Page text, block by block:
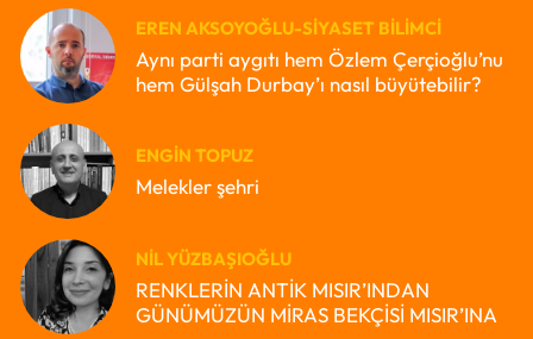
EREN AKSOYOĞLU-SIYASET BILIMCI
Aynı parti aygıtı hem Özlem Çerçioğlu’nu
hem Gülşah Durbay’ı nasıl büyütebilir?
ENGIN TOPUZ
Melekler şehri
NIL YÜZBAŞIOĞLU
RENKLERİN ANTİK MISIR’INDAN
GÜNÜMÜZÜN MİRAS BEKÇİSİ MISIR’INA